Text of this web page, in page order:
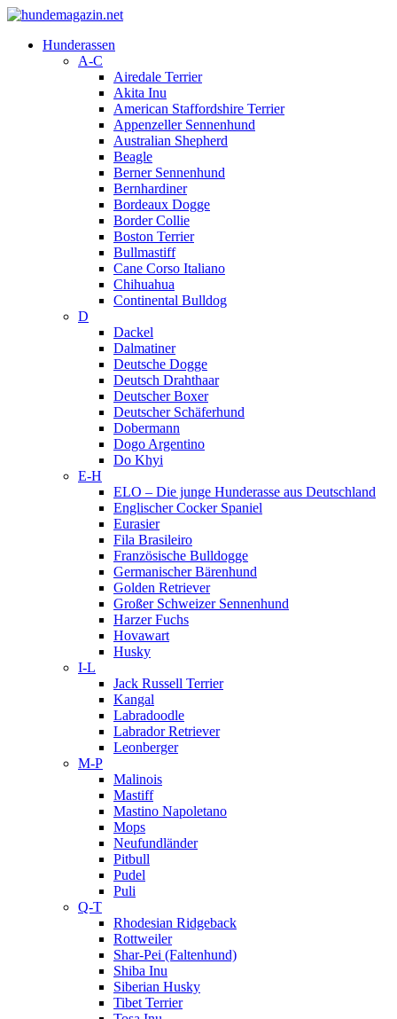
Hunderassen
A-C
Airedale Terrier
Akita Inu
American Staffordshire Terrier
Appenzeller Sennenhund
Australian Shepherd
Beagle
Berner Sennenhund
Bernhardiner
Bordeaux Dogge
Border Collie
Boston Terrier
Bullmastiff
Cane Corso Italiano
Chihuahua
Continental Bulldog
D
Dackel
Dalmatiner
Deutsche Dogge
Deutsch Drahthaar
Deutscher Boxer
Deutscher Schäferhund
Dobermann
Dogo Argentino
Do Khyi
E-H
ELO – Die junge Hunderasse aus Deutschland
Englischer Cocker Spaniel
Eurasier
Fila Brasileiro
Französische Bulldogge
Germanischer Bärenhund
Golden Retriever
Großer Schweizer Sennenhund
Harzer Fuchs
Hovawart
Husky
I-L
Jack Russell Terrier
Kangal
Labradoodle
Labrador Retriever
Leonberger
M-P
Malinois
Mastiff
Mastino Napoletano
Mops
Neufundländer
Pitbull
Pudel
Puli
Q-T
Rhodesian Ridgeback
Rottweiler
Shar-Pei (Faltenhund)
Shiba Inu
Siberian Husky
Tibet Terrier